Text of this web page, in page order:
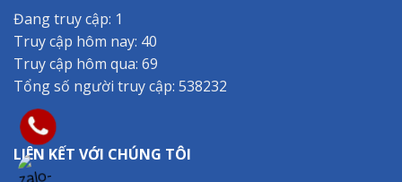
Đang truy cập: 1
Truy cập hôm nay: 40
Truy cập hôm qua: 69
Tổng số người truy cập: 538232
LIÊN KẾT VỚI CHÚNG TÔI